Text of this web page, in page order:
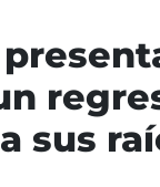
sus